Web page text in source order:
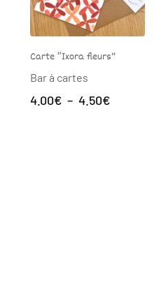
Carte “Ixora fleurs”
Bar à cartes
4.00€ – 4.50€Plage